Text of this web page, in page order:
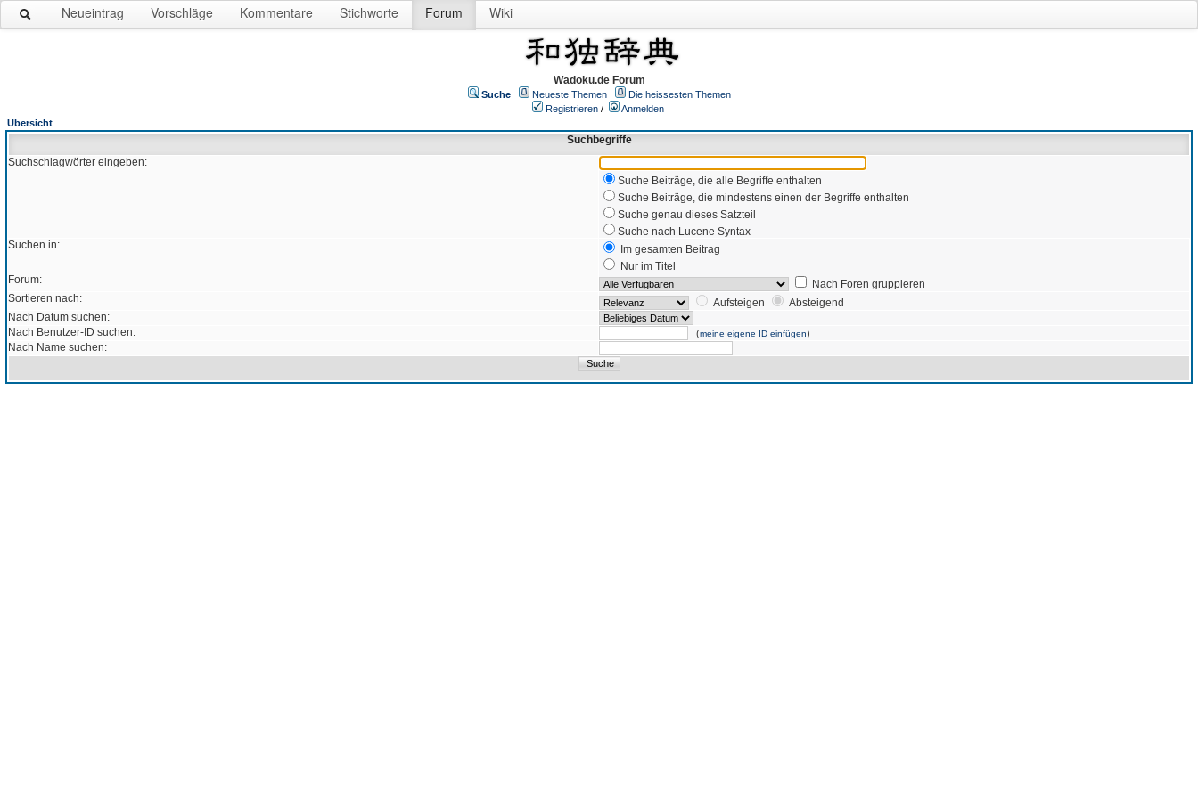
Neueintrag Vorschläge Kommentare Stichworte Forum Wiki
Wadoku.de Forum
Suche Neueste Themen
Die heissesten Themen
Registrieren /
Anmelden
Übersicht
Suchbegriffe
Suchschlagwörter eingeben:
Suche Beiträge, die alle Begriffe enthalten
Suche Beiträge, die mindestens einen der Begriffe enthalten
Suche genau dieses Satzteil
Suche nach Lucene Syntax
Suchen in:
Im gesamten Beitrag
Nur im Titel
Forum:
Nach Foren gruppieren
Sortieren nach:
Aufsteigen
Absteigend
Nach Datum suchen:
Nach Benutzer-ID suchen:
(meine eigene ID einfügen)
Nach Name suchen: